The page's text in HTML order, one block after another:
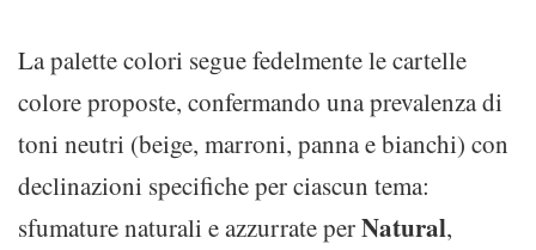
La palette colori segue fedelmente le cartelle
colore proposte, confermando una prevalenza di
toni neutri (beige, marroni, panna e bianchi) con
declinazioni specifiche per ciascun tema:
sfumature naturali e azzurrate perNatural,